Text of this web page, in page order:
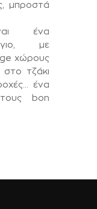
μπροστά
ένα
με
χώρους
στο τζάκι
ένα
τους bon